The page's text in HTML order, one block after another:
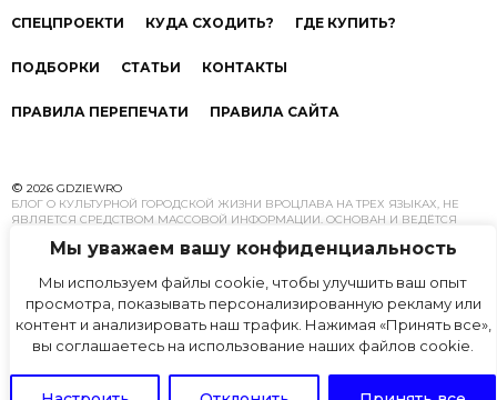
Мы уважаем вашу конфиденциальность
Мы используем файлы cookie, чтобы улучшить ваш опыт
просмотра, показывать персонализированную рекламу или
контент и анализировать наш трафик. Нажимая «Принять все»,
вы соглашаетесь на использование наших файлов cookie.
СПЕЦПРОЕКТИ КУДА СХОДИТЬ? ГДЕ КУПИТЬ?
ПОДБОРКИ СТАТЬИ КОНТАКТЫ
ПРАВИЛА ПЕРЕПЕЧАТИ ПРАВИЛА САЙТА
© 2026 GDZIEWRO
БЛОГ О КУЛЬТУРНОЙ ГОРОДСКОЙ ЖИЗНИ ВРОЦЛАВА НА ТРЕХ ЯЗЫКАХ, НЕ
ЯВЛЯЕТСЯ СРЕДСТВОМ МАССОВОЙ ИНФОРМАЦИИ. ОСНОВАН И ВЕДЁТСЯ
ПЕРЕПЕЧАТКА МАТЕРИАЛОВ GDZIEWRO.COM РАЗРЕШЕНА ТОЛЬКО С
РЕДАКЦИИ НЕ ВСЕГДА МОЖЕТ СОВПАДАТЬ С МНЕНИЕМ АВТОРОВ
РАЗРАБОТКА И